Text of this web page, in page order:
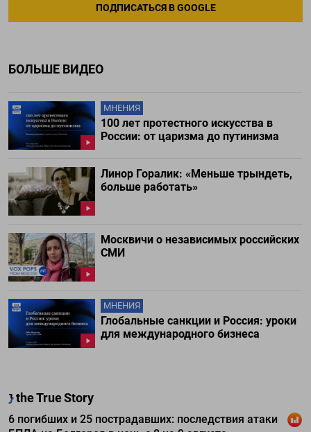
ПОДПИСАТЬСЯ В GOOGLE
БОЛЬШЕ ВИДЕО
МНЕНИЯ
100 лет протестного искусства в
России: от царизма до путинизма
Линор Горалик: «Меньше трындеть,
больше работать»
Москвичи о независимых российских
СМИ
МНЕНИЯ
Глобальные санкции и Россия: уроки
для международного бизнеса